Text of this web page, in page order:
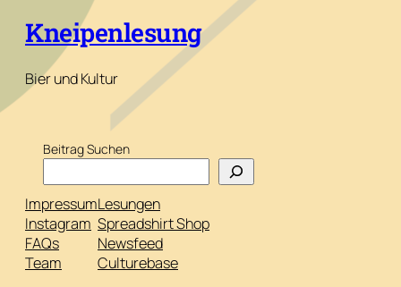
Kneipenlesung
Bier und Kultur
Beitrag Suchen
Impressum
Instagram
FAQs
Team
Lesungen
Spreadshirt Shop
Newsfeed
Culturebase